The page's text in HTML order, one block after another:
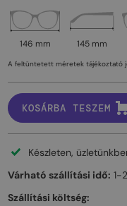
146 mm 145 mm
A feltüntetett méretek tájékoztató
KOSÁRBA TESZEM
Készleten,
Várható szállítási idő: 1-
Szállítási költség: